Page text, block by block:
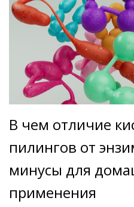
В чем отличие
пилингов от
минусы для
применения